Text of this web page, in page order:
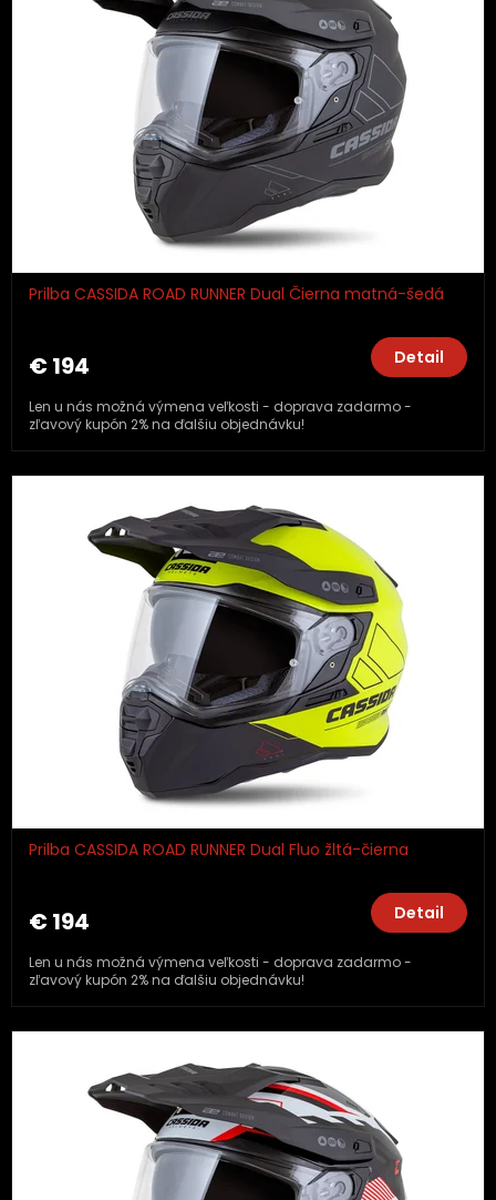
Prilba CASSIDA ROAD RUNNER Dual Čierna matná-šedá
€ 194 Detail
Len u nás možná výmena veľkosti - doprava zadarmo -
zľavový kupón 2% na ďalšiu objednávku!
Prilba CASSIDA ROAD RUNNER Dual Fluo žltá-čierna
€ 194 Detail
Len u nás možná výmena veľkosti - doprava zadarmo -
zľavový kupón 2% na ďalšiu objednávku!